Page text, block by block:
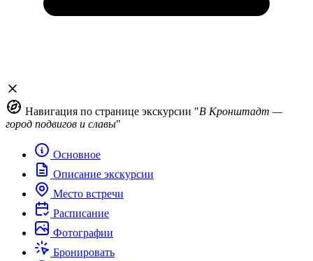
Навигация по странице экскурсии "В Кронштадт —
город подвигов и славы"
Основное
Описание экскурсии
Место встречи
Расписание
Фотографии
Бронировать